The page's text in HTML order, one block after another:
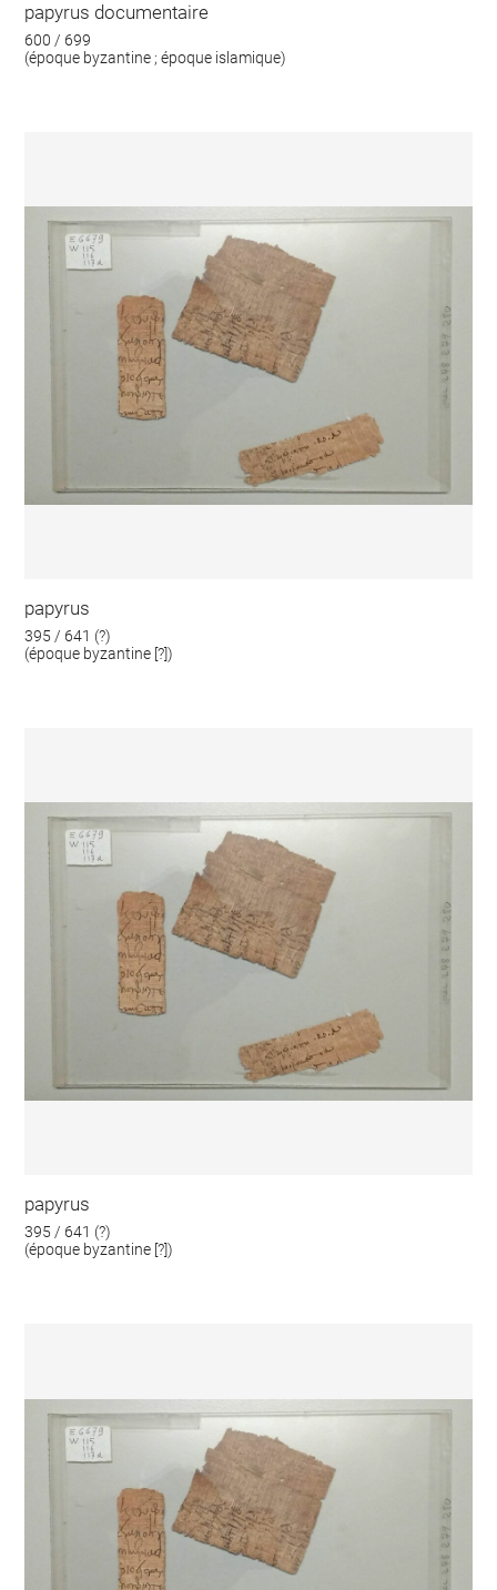
papyrus documentaire
600 / 699
(époque byzantine ; époque islamique)
papyrus
395 / 641 (?)
(époque byzantine [?])
papyrus
395 / 641 (?)
(époque byzantine [?])